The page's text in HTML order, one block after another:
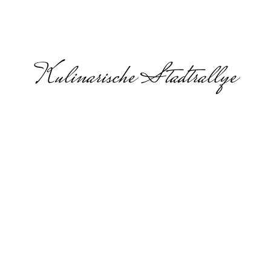
Kulinarische Stadtrallye